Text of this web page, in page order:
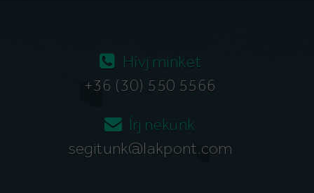
Hívj minket
+36 (30) 550 5566
Írj nekünk
segitunk@lakpont.com